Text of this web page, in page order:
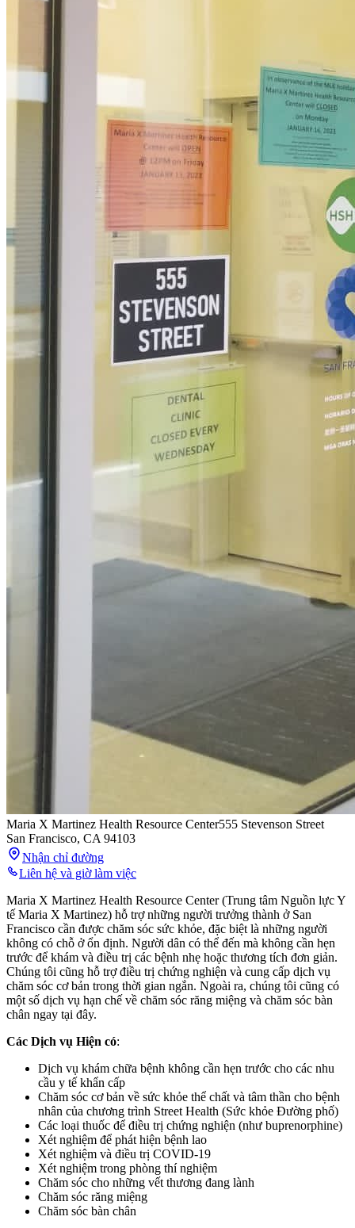
Maria X Martinez Health Resource Center555 Stevenson Street
San Francisco, CA 94103
Nhận chỉ đường
Liên hệ và giờ làm việc
Maria X Martinez Health Resource Center (Trung tâm Nguồn lực Y
tế Maria X Martinez) hỗ trợ những người trưởng thành ở San
Francisco cần được chăm sóc sức khỏe, đặc biệt là những người
không có chỗ ở ổn định. Người dân có thể đến mà không cần hẹn
trước để khám và điều trị các bệnh nhẹ hoặc thương tích đơn giản.
Chúng tôi cũng hỗ trợ điều trị chứng nghiện và cung cấp dịch vụ
chăm sóc cơ bản trong thời gian ngắn. Ngoài ra, chúng tôi cũng có
một số dịch vụ hạn chế về chăm sóc răng miệng và chăm sóc bàn
chân ngay tại đây.
Các Dịch vụ Hiện có:
Dịch vụ khám chữa bệnh không cần hẹn trước cho các nhu
cầu y tế khẩn cấp
Chăm sóc cơ bản về sức khỏe thể chất và tâm thần cho bệnh
nhân của chương trình Street Health (Sức khỏe Đường phố)
Các loại thuốc để điều trị chứng nghiện (như buprenorphine)
Xét nghiệm để phát hiện bệnh lao
Xét nghiệm và điều trị COVID-19
Xét nghiệm trong phòng thí nghiệm
Chăm sóc cho những vết thương đang lành
Chăm sóc răng miệng
Chăm sóc bàn chân